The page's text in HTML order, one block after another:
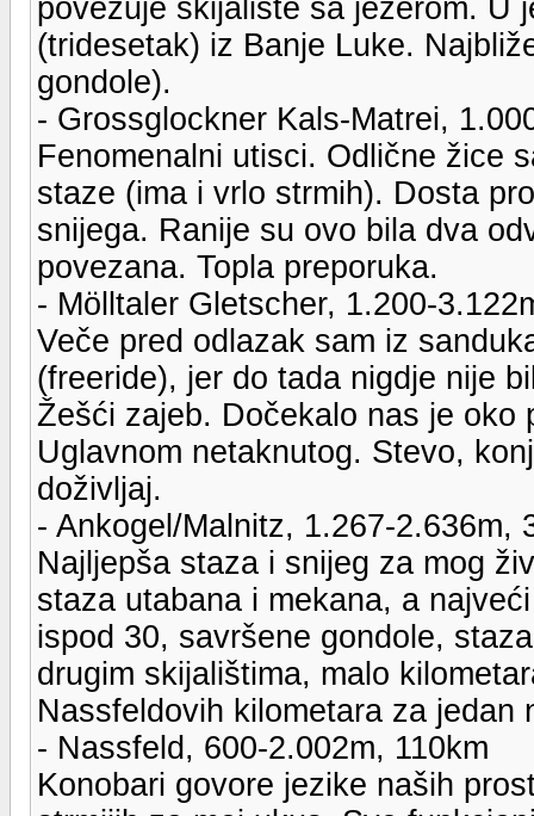
povezuje skijalište sa jezerom. U
(tridesetak) iz Banje Luke.
gondole).
- Grossglockner Kals-Matrei,
Fenomenalni utisci. Odlične žice
staze (ima i vrlo strmih). Dosta
snijega. Ranije su ovo bila dva
povezana. Topla preporuka.
- Mölltaler Gletscher, 1.200-
Veče pred odlazak sam iz
(freeride), jer do tada nigdje nije
Žešći zajeb. Dočekalo nas je oko
Uglavnom netaknutog. Stevo,
doživljaj.
- Ankogel/Malnitz, 1.267-2.636m,
Najljepša staza i snijeg za mog
staza utabana i mekana, a
ispod 30, savršene gondole,
drugim skijalištima, malo
Nassfeldovih kilometara za jedan
- Nassfeld, 600-2.002m, 110km
Konobari govore jezike naših